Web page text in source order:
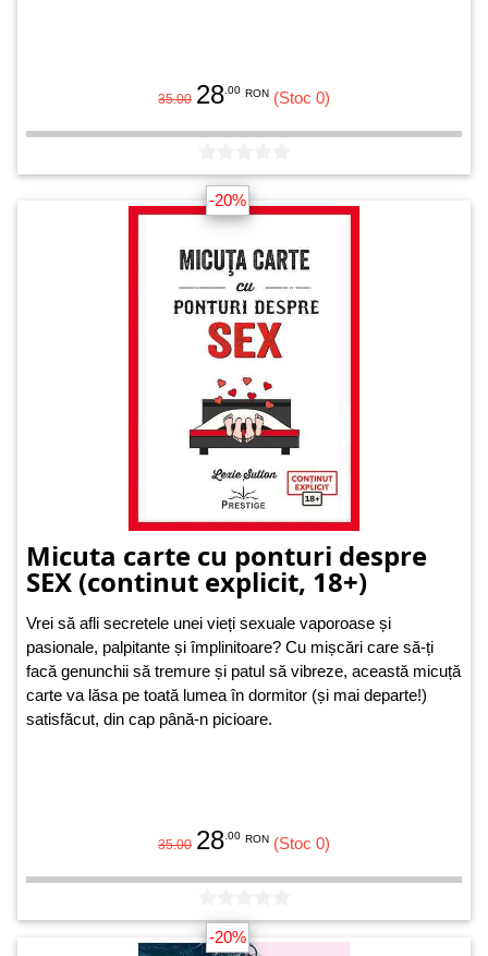
35.00 28 .00 RON (Stoc 0)
-20%
Micuta carte cu ponturi despre
SEX (continut explicit, 18+)
Vrei să afli secretele unei vieți sexuale vaporoase și
pasionale, palpitante și împlinitoare? Cu mișcări care să-ți
facă genunchii să tremure și patul să vibreze, această micuță
carte va lăsa pe toată lumea în dormitor (și mai departe!)
satisfăcut, din cap până-n picioare.
35.00 28 .00 RON (Stoc 0)
-20%